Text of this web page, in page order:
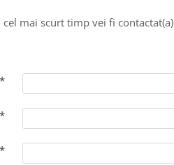
cel mai scurt timp vei fi